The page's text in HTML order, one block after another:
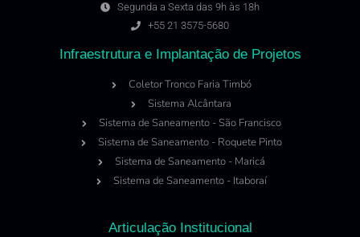
Segunda a Sexta das 9h às 18h
+55 21 3575-5680
Infraestrutura e Implantação de Projetos
Coletor Tronco Faria Timbó
Sistema Alcântara
Sistema de Saneamento - São Francisco
Sistema de Saneamento - Roquete Pinto
Sistema de Saneamento - Maricá
Sistema de Saneamento - Itaboraí
Articulação Institucional